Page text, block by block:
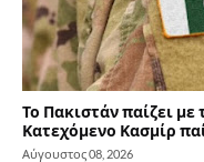
Το Πακιστάν παίζει
Κατεχόμενο Κασμίρ
Αύγουστος 08, 2026